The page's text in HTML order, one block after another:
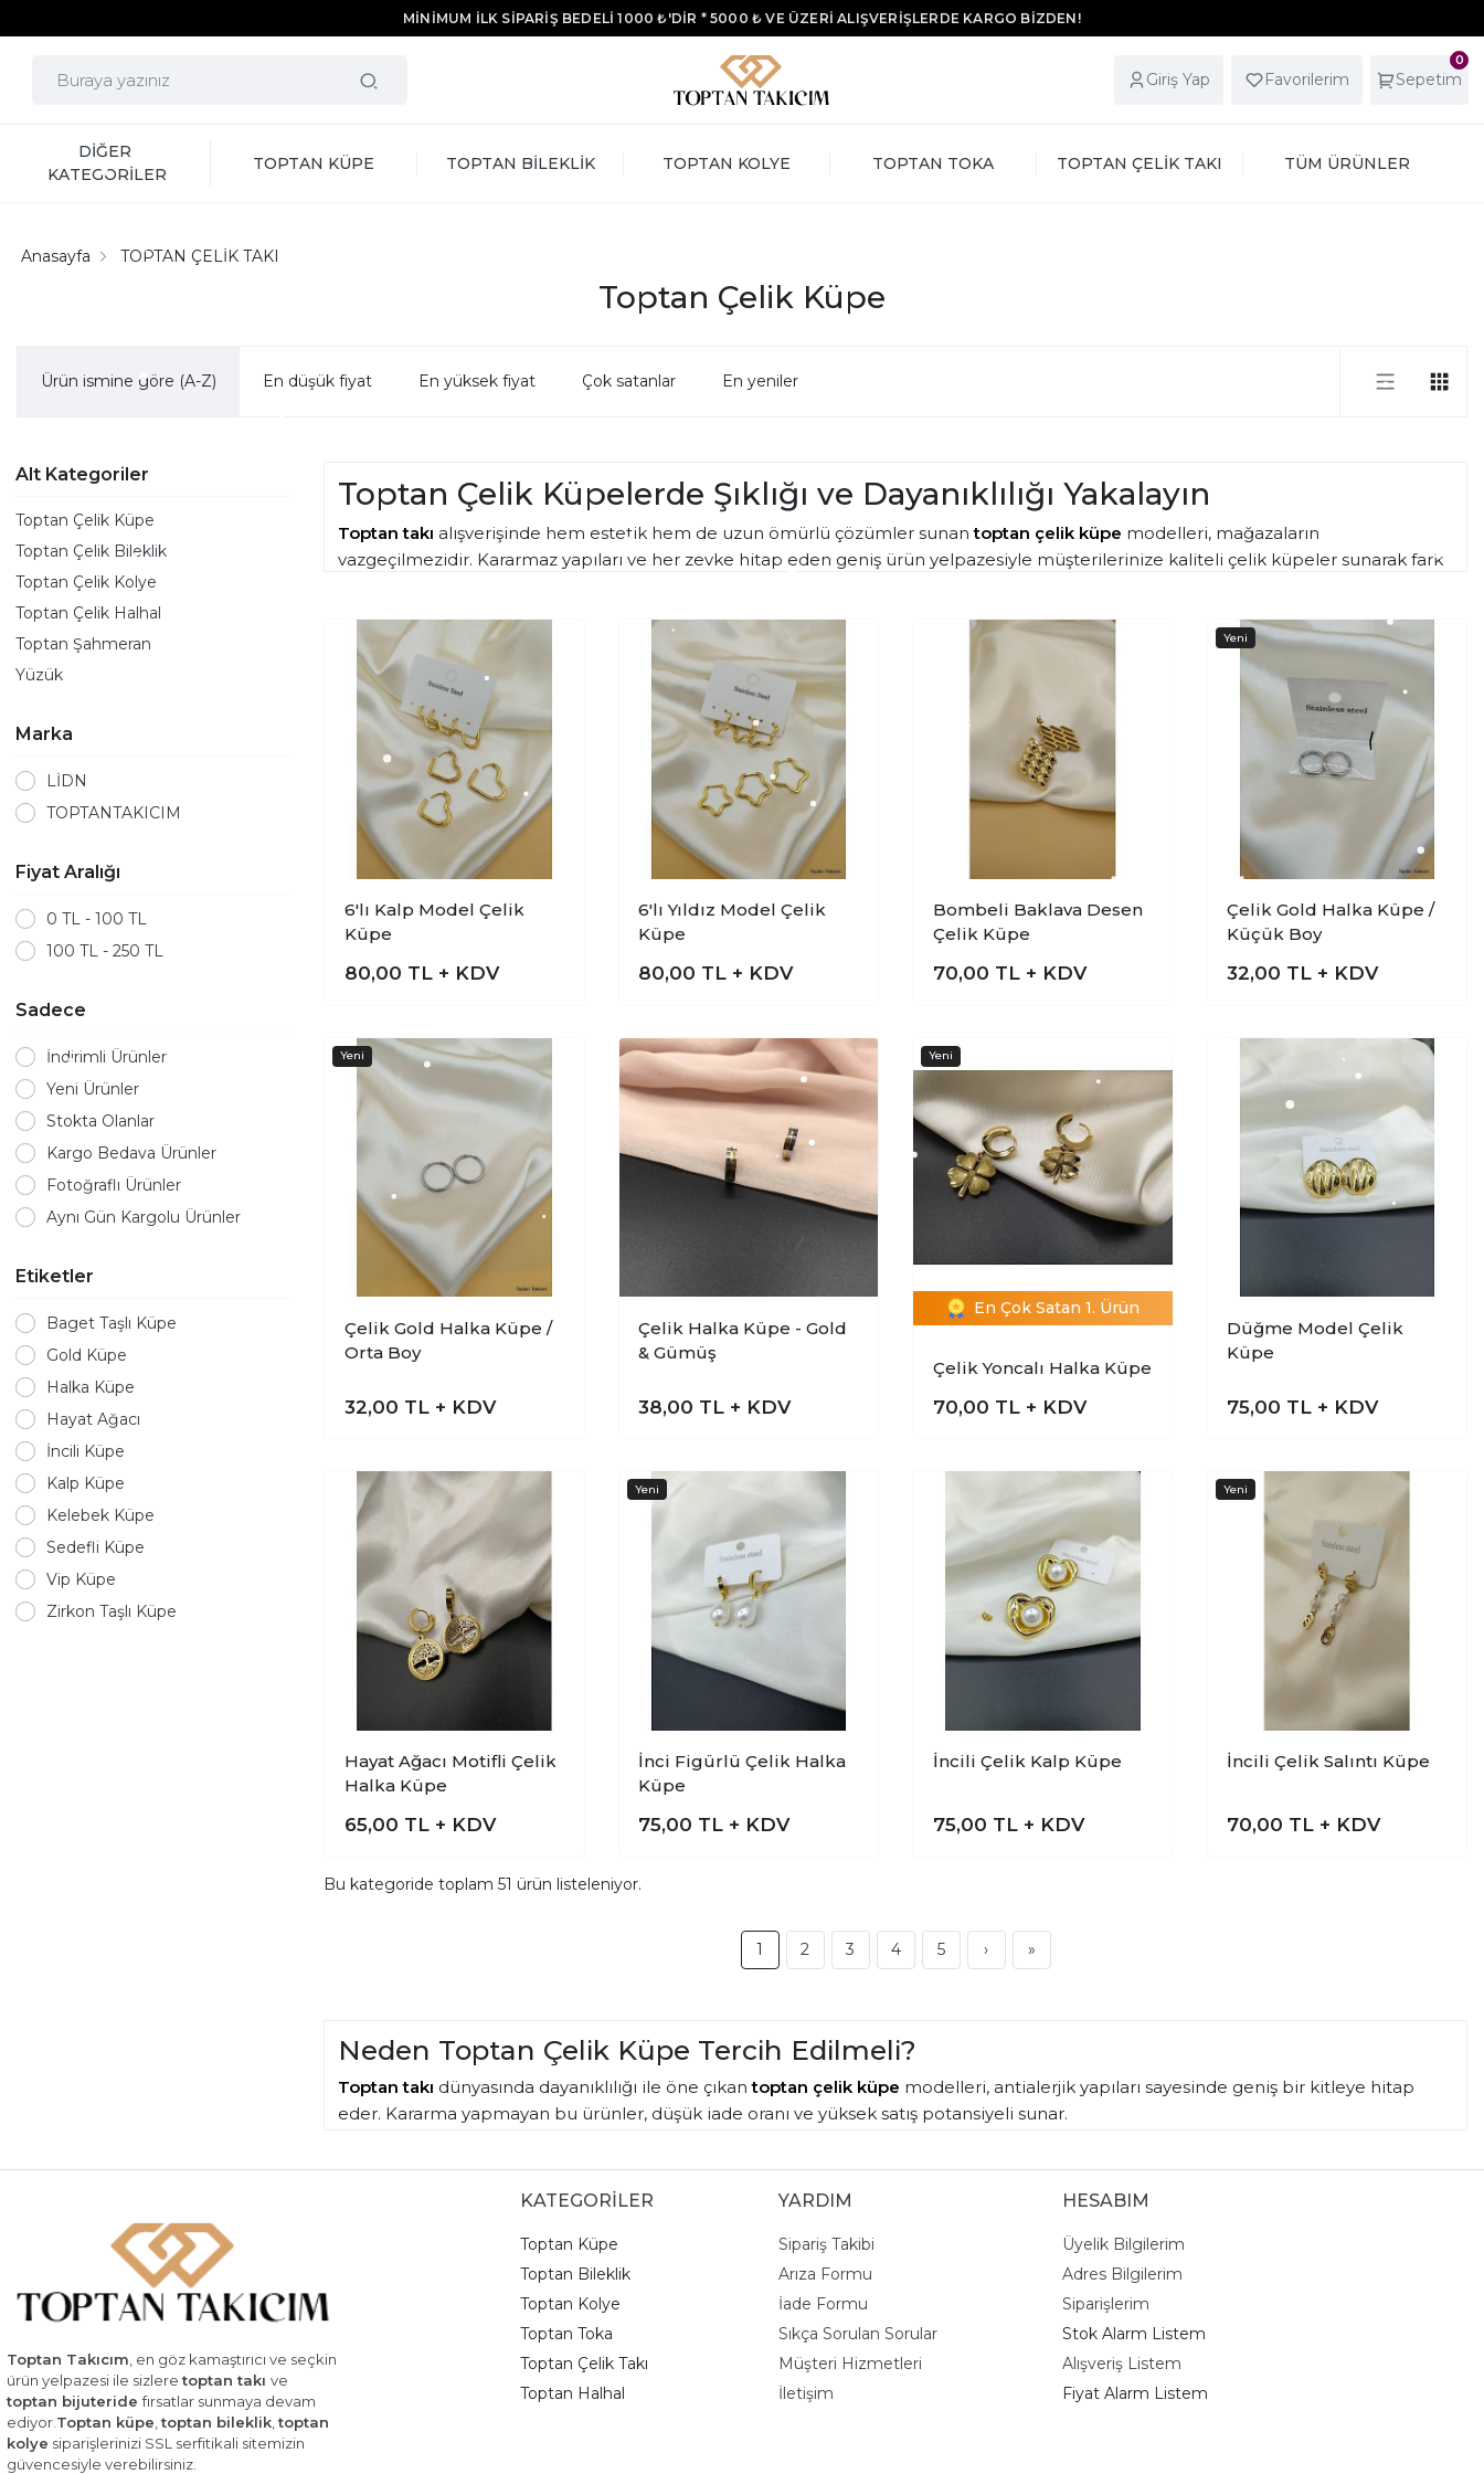
MİNİMUM İLK SİPARİŞ BEDELİ 1000 ₺'DİR * 5000 ₺ VE ÜZERİ ALIŞVERİŞLERDE KARGO BİZDEN!
Giriş Yap Favorilerim
0
Sepetim
DİĞER
KATEGORİLER
TOPTAN KÜPE TOPTAN BİLEKLİK TOPTAN KOLYE TOPTAN TOKA TOPTAN ÇELİK TAKI TÜM ÜRÜNLER
Toptan Çelik Küpe
Anasayfa TOPTAN ÇELİK TAKI
Ürün ismine göre (A-Z) En düşük fiyat En yüksek fiyat Çok satanlar En yeniler
Alt Kategoriler
Toptan Çelik Küpe
Toptan Çelik Bileklik
Toptan Çelik Kolye
Toptan Çelik Halhal
Toptan Şahmeran
Yüzük
Marka
LİDN
TOPTANTAKICIM
Fiyat Aralığı
0 TL - 100 TL
100 TL - 250 TL
Sadece
İndirimli Ürünler
Yeni Ürünler
Stokta Olanlar
Kargo Bedava Ürünler
Fotoğraflı Ürünler
Aynı Gün Kargolu Ürünler
Etiketler
Baget Taşlı Küpe
Gold Küpe
Halka Küpe
Hayat Ağacı
İncili Küpe
Kalp Küpe
Kelebek Küpe
Sedefli Küpe
Vip Küpe
Zirkon Taşlı Küpe
Toptan Çelik Küpelerde Şıklığı ve Dayanıklılığı Yakalayın
Toptan takı alışverişinde hem estetik hem de uzun ömürlü çözümler sunantoptan çelik küpe modelleri, mağazaların
vazgeçilmezidir. Kararmaz yapıları ve her zevke hitap eden geniş ürün yelpazesiyle müşterilerinize kaliteli çelik küpeler sunarak fark
6'lı Kalp Model Çelik
Küpe
80,00 TL + KDV
6'lı Yıldız Model Çelik
Küpe
80,00 TL + KDV
Bombeli Baklava Desen
Çelik Küpe
70,00 TL + KDV
Çelik Gold Halka Küpe /
Küçük Boy
32,00 TL + KDV
Çelik Gold Halka Küpe /
Orta Boy
32,00 TL + KDV
Çelik Halka Küpe - Gold
& Gümüş
38,00 TL + KDV
En Çok Satan 1. Ürün
Çelik Yoncalı Halka Küpe
70,00 TL + KDV
Düğme Model Çelik
Küpe
75,00 TL + KDV
Hayat Ağacı Motifli Çelik
Halka Küpe
65,00 TL + KDV
İnci Figürlü Çelik Halka
Küpe
75,00 TL + KDV
İncili Çelik Kalp Küpe
75,00 TL + KDV
İncili Çelik Salıntı Küpe
70,00 TL + KDV
Bu kategoride toplam 51 ürün listeleniyor.
1 2 3 4 5 › »
Neden Toptan Çelik Küpe Tercih Edilmeli?
Toptan takı dünyasında dayanıklılığı ile öne çıkantoptan çelik küpe modelleri, antialerjik yapıları sayesinde geniş bir kitleye hitap
eder. Kararma yapmayan bu ürünler, düşük iade oranı ve yüksek satış potansiyeli sunar.
sunun. Çelik küpeler, her sezonun en hızlı sirkülasyon sağlayan ürün grupları arasındadır.
Toptan Takıcım , en göz kamaştırıcı ve seçkin
ürün yelpazesi ile sizleretoptan takı ve
toptan bijuteridefırsatlar sunmaya devam
ediyor. Toptan küpe ,toptan bileklik ,toptan
kolye siparişlerinizi SSL serfitikali sitemizin
güvencesiyle verebilirsiniz.
KATEGORİLER
Toptan Küpe
Toptan Bileklik
Toptan Kolye
Toptan Toka
Toptan Çelik Takı
Toptan Halhal
YARDIM
Sipariş Takibi
Arıza Formu
İade Formu
Sıkça Sorulan Sorular
Müşteri Hizmetleri
İletişim
HESABIM
Üyelik Bilgilerim
Adres Bilgilerim
Siparişlerim
Stok Alarm Listem
Alışveriş Listem
Fiyat Alarm Listem